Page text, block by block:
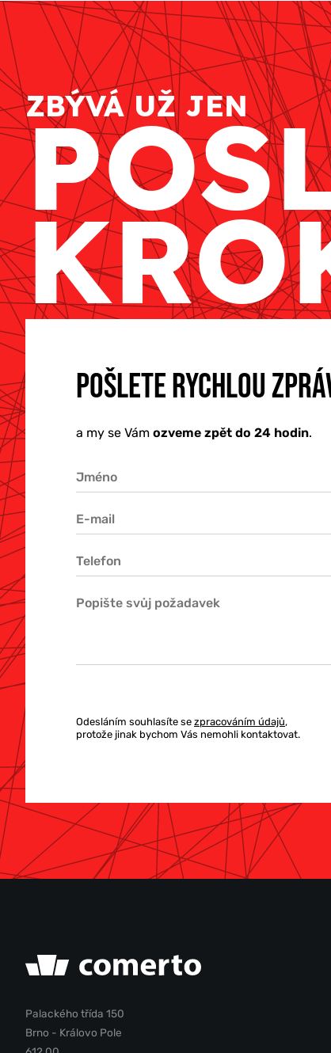
ZBÝVÁ UŽ JEN
POŠLETE RYCHLOU
a my se Vám ozveme zpět do 24 hodin.
Odesláním souhlasíte se zpracováním údajů,
protože jinak bychom Vás nemohli kontaktovat.
Palackého třída 150
Brno - Královo Pole